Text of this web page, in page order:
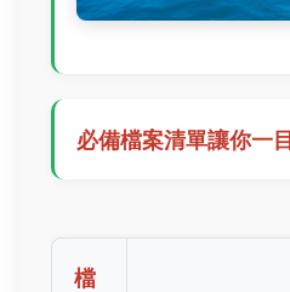
必備檔案清單讓你一
檔